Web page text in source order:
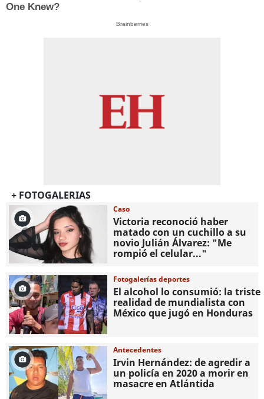
One Knew?
Brainberries
+ FOTOGALERIAS
Caso
Victoria reconoció haber
matado con un cuchillo a su
novio Julián Álvarez: "Me
rompió el celular..."
Fotogalerías deportes
El alcohol lo consumió: la triste
realidad de mundialista con
México que jugó en Honduras
Antecedentes
Irvin Hernández: de agredir a
un policía en 2020 a morir en
masacre en Atlántida